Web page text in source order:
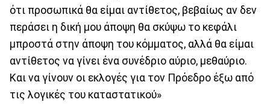
ότι προσωπικά θα είμαι αντίθετος, βεβαίως αν δεν
περάσει η δική μου άποψη θα σκύψω το κεφάλι
μπροστά στην άποψη του κόμματος, αλλά θα είμαι
αντίθετος να γίνει ένα συνέδριο αύριο, μεθαύριο.
Και να γίνουν οι εκλογές για τον Πρόεδρο έξω από
τις λογικές του καταστατικού»